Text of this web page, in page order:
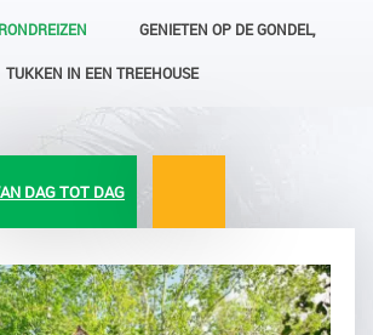
GENIETEN OP DE GONDEL,
TUKKEN IN EEN TREEHOUSE
DAG TOT DAG